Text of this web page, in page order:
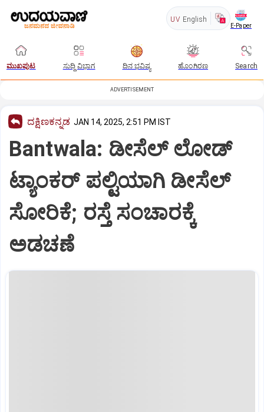
UV English
E-Paper
ಮುಖಪುಟ ಸುದ್ದಿ ವಿಭಾಗ ದಿನ ಭವಿಷ್ಯ ಹೊಂಗಿರಣ Search
ADVERTISEMENT
ದಕ್ಷಿಣಕನ್ನಡ JAN 14, 2025, 2:51 PM IST
Bantwala: ಡೀಸೆಲ್‌ ಲೋಡ್
ಟ್ಯಾಂಕರ್ ಪಲ್ಟಿಯಾಗಿ ಡೀಸೆಲ್‌
ಸೋರಿಕೆ; ರಸ್ತೆ ಸಂಚಾರಕ್ಕೆ
ಅಡಚಣೆ